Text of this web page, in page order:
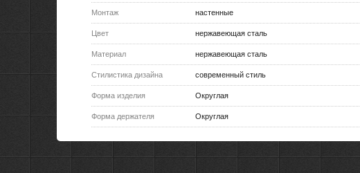
Монтаж настенные
Цвет нержавеющая сталь
Материал нержавеющая сталь
Стилистика дизайна современный стиль
Форма изделия Округлая
Форма держателя Округлая